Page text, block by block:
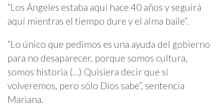
“Los Ángeles estaba aquí hace 40 años y seguirá
aquí mientras el tiempo dure y el alma baile”.
“Lo único que pedimos es una ayuda del gobierno
para no desaparecer, porque somos cultura,
somos historia (…) Quisiera decir que sí
volveremos, pero sólo Dios sabe”, sentencia
Mariana.